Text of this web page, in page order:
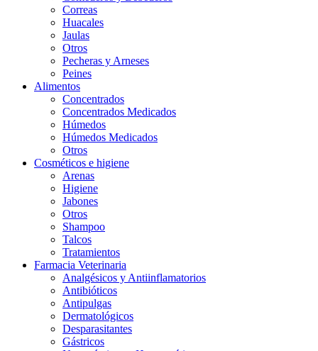
Correas
Huacales
Jaulas
Otros
Pecheras y Arneses
Peines
Alimentos
Concentrados
Concentrados Medicados
Húmedos
Húmedos Medicados
Otros
Cosméticos e higiene
Arenas
Higiene
Jabones
Otros
Shampoo
Talcos
Tratamientos
Farmacia Veterinaria
Analgésicos y Antiinflamatorios
Antibióticos
Antipulgas
Dermatológicos
Desparasitantes
Gástricos